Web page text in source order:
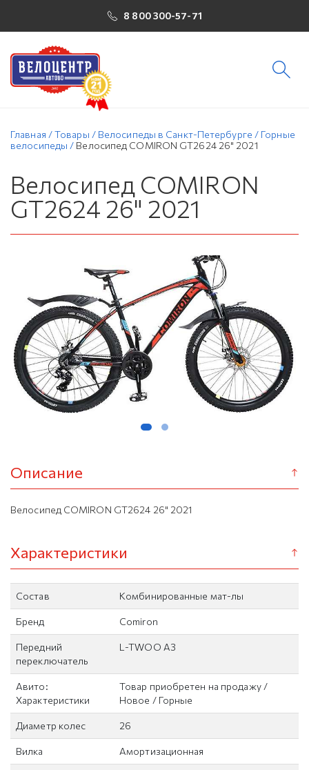
8 800 300-57-71
Главная /Товары / Велосипеды в Санкт-Петербурге / Горные
велосипеды / Велосипед COMIRON GT2624 26" 2021
Велосипед COMIRON
GT2624 26" 2021
Описание
Велосипед COMIRON GT2624 26" 2021
Характеристики
Состав Комбинированные мат-лы
Бренд Comiron
Передний
переключатель
L-TWOO A3
Авито:
Характеристики
Товар приобретен на продажу /
Новое / Горные
Диаметр колес 26
Вилка Амортизационная